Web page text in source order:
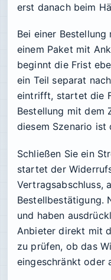
erst danach beim
Bei einer
einem Paket mit
beginnt die Frist
ein Teil separat
eintrifft, startet die
Bestellung mit dem
diesem Szenario ist
Schließen Sie ein
startet der
Vertragsabschluss,
Bestellbestätigung.
und haben
Anbieter direkt mit
zu prüfen, ob das
eingeschränkt oder